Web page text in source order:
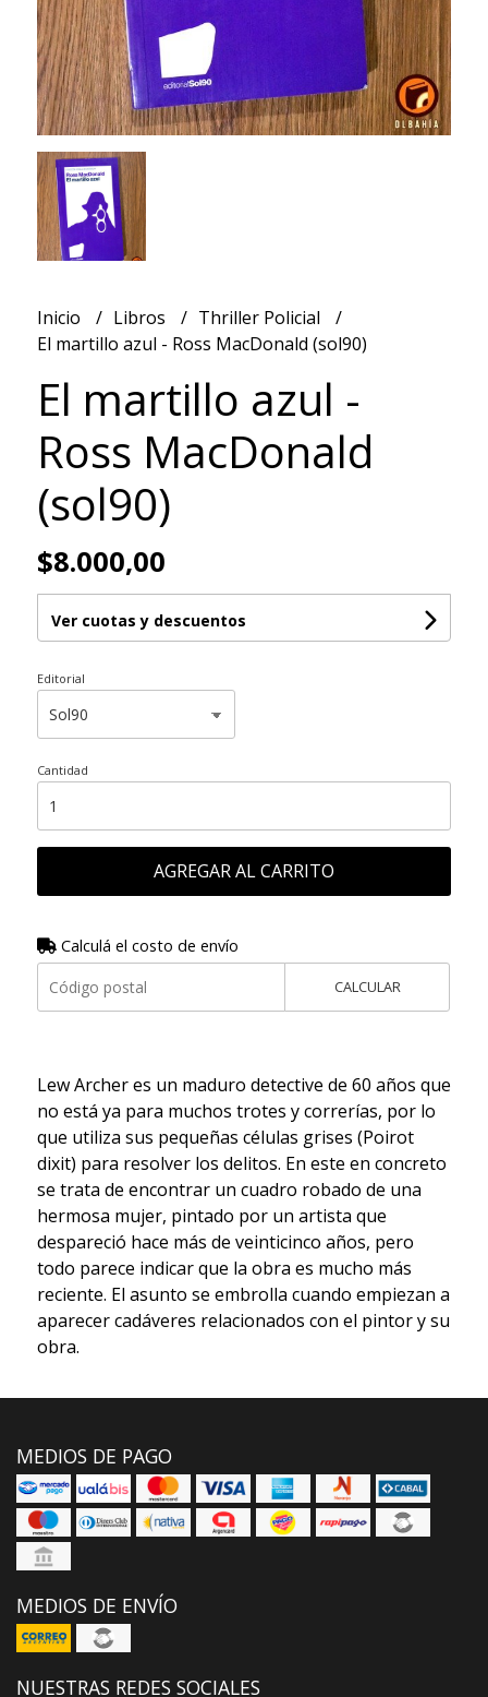
Inicio Libros
Thriller Policial
El martillo azul - Ross MacDonald (sol90)
El martillo azul -
Ross MacDonald
(sol90)
$8.000,00
Ver cuotas y descuentos
Editorial
Cantidad
AGREGAR AL CARRITO
Calculá el costo de envío
CALCULAR
Lew Archer es un maduro detective de 60 años que
no está ya para muchos trotes y correrías, por lo
que utiliza sus pequeñas células grises (Poirot
dixit) para resolver los delitos. En este en concreto
se trata de encontrar un cuadro robado de una
hermosa mujer, pintado por un artista que
despareció hace más de veinticinco años, pero
todo parece indicar que la obra es mucho más
reciente. El asunto se embrolla cuando empiezan a
aparecer cadáveres relacionados con el pintor y su
obra.
MEDIOS DE PAGO
MEDIOS DE ENVÍO
NUESTRAS REDES SOCIALES